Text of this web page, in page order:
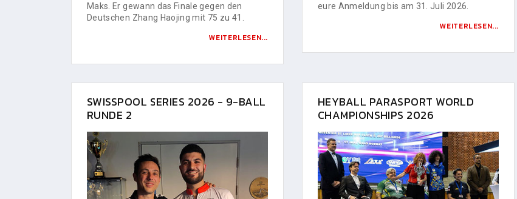
Maks. Er gewann das Finale gegen den
Deutschen Zhang Haojing mit 75 zu 41.
WEITERLESEN...
eure Anmeldung bis am 31. Juli 2026.
WEITERLESEN...
SWISSPOOL SERIES 2026 - 9-BALL
RUNDE 2
HEYBALL PARASPORT WORLD
CHAMPIONSHIPS 2026